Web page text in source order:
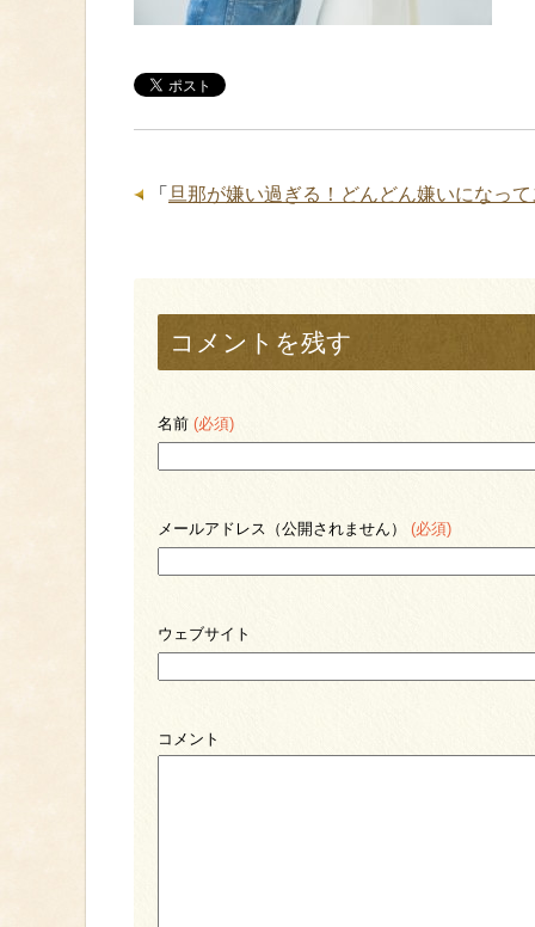
「 旦那が嫌い過ぎる！どんどん嫌いになっ
コメントを残す
名前 (必須)
メールアドレス（公開されません） (必須)
ウェブサイト
コメント